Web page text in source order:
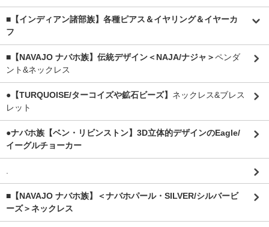
■【インディアン諸部族】各種ピアス＆イヤリング＆イヤーカ
フ
■【NAVAJO ナバホ族】伝統デザイン＜NAJA/ナジャ＞ペンダ
ント&ネックレス
●【TURQUOISE/ターコイズや鉱石ビーズ】 ネックレス&ブレス
レット
●ナバホ族【ベン・リビンストン】3D立体的デザインのEagle/
イーグルチョーカー
.
■【NAVAJO ナバホ族】＜ナバホパール・SILVER/シルバービ
ーズ＞ネックレス